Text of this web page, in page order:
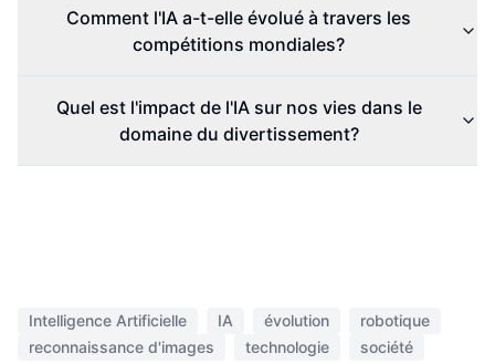
Comment l'IA a-t-elle évolué à travers les
compétitions mondiales?
Quel est l'impact de l'IA sur nos vies dans le
domaine du divertissement?
Intelligence Artificielle IA évolution
robotique
reconnaissance d'images
technologie société